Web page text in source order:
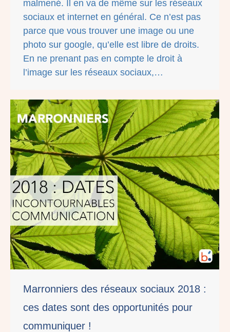
malmené. Il en va de même sur les réseaux
sociaux et internet en général. Ce n’est pas
parce que vous trouver une image ou une
photo sur google, qu’elle est libre de droits.
En ne prenant pas en compte le droit à
l’image sur les réseaux sociaux,…
Marronniers des réseaux sociaux 2018 :
ces dates sont des opportunités pour
communiquer !